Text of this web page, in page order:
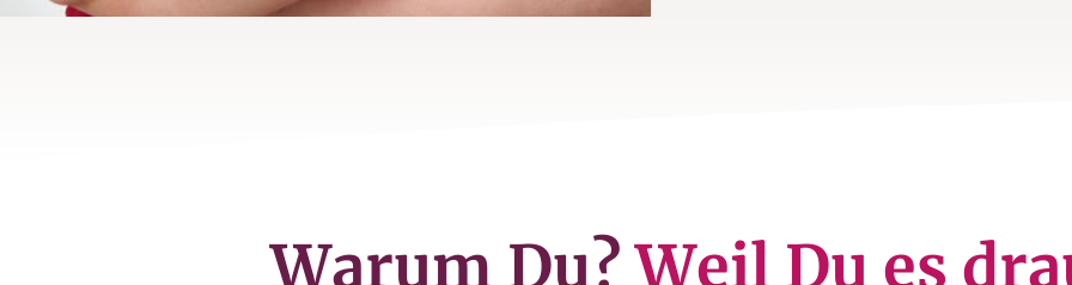
Warum Du?Weil Du es